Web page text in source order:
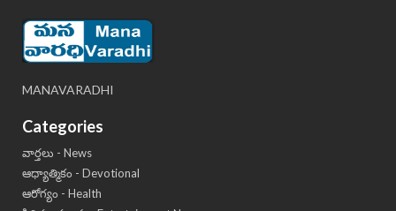
MANAVARADHI
Categories
వార్తలు - News
ఆధ్యాత్మికం - Devotional
ఆరోగ్యం - Health